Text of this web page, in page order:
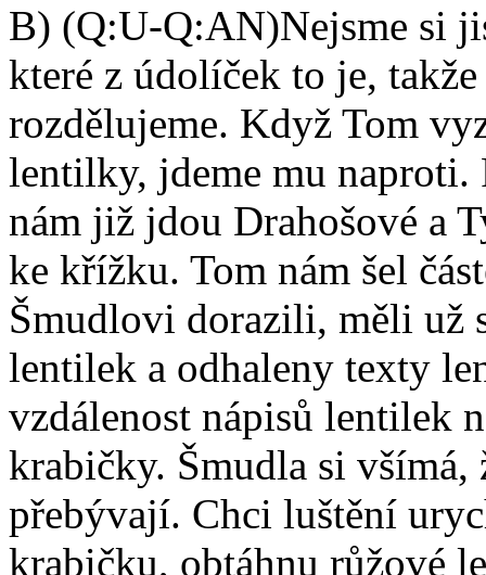
B) (Q:U-Q:AN)Nejsme si
které z údolíček to je, takže
rozdělujeme. Když Tom
lentilky, jdeme mu naproti.
nám již jdou Drahošové a
ke křížku. Tom nám šel
Šmudlovi dorazili, měli už
lentilek a odhaleny texty
vzdálenost nápisů lentilek
krabičky. Šmudla si
přebývají. Chci luštění
krabičku, obtáhnu růžové